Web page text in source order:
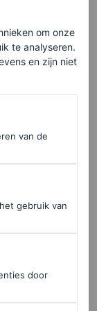
deze
doen om
je inbox?
vrouw en
van mijn
Er heerst
Zo
en eerlijk
en op social
om onze
te analyseren.
en zijn niet
van de
gebruik van
door